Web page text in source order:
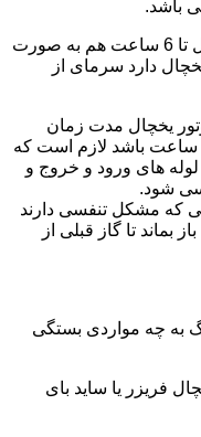
باشد.
بعد از شارژ گاز،موتور ممکن است یخچال تا 6 ساعت هم به صورت
دارد سرمای از
یخچال مدت زمان
کمتری استراحت داشته باشد)بیش از 10 ساعت باشد لازم است که
های ورود و خروج و
شود.
که مشکل تنفسی دارند
بماند تا گاز قبلی از
به چه مواردی بستگی
فریزر یا ساید بای